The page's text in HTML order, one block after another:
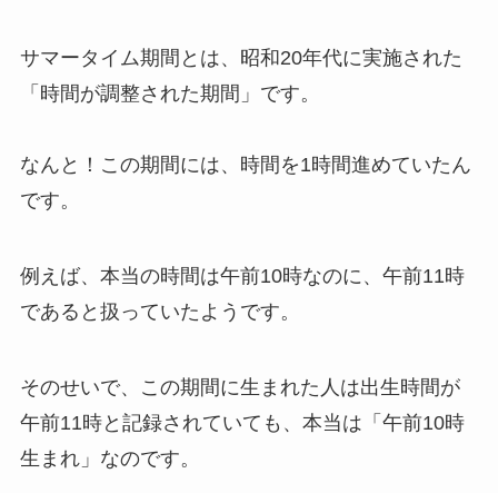
サマータイム期間とは、昭和20年代に実施された
「時間が調整された期間」です。
なんと！この期間には、 時間を1時間進めていた ん
です。
例えば、本当の時間は午前10時なのに、午前11時
であると扱っていたようです。
そのせいで、この期間に生まれた人は出生時間が
午前11時と記録されていても、本当は「午前10時
生まれ」なのです。